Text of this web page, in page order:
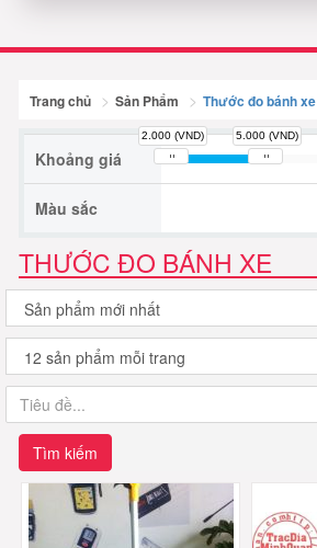
Trang chủ Sản Phẩm Thước đo bánh xe
Khoảng giá
2.000 (VND) 5.000 (VND)
Màu sắc
THƯỚC ĐO BÁNH XE
Tìm kiếm